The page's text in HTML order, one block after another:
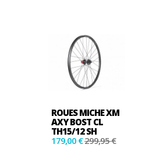
ROUES MICHE XM
AXY BOST CL
TH15/12 SH
179,00 €299,95 €